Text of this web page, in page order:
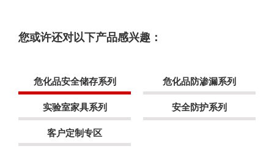
您或许还对以下产品感兴趣：
危化品安全储存系列 危化品防渗漏系列
实验室家具系列 安全防护系列
客户定制专区